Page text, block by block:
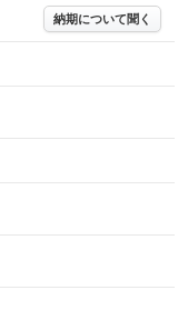
納期について聞く